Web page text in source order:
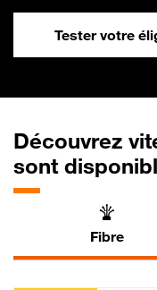
Tester votre
Découvrez
sont
Fibre